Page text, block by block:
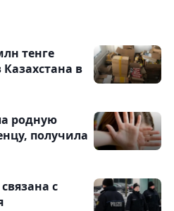
тенге
в
родную
получила
с